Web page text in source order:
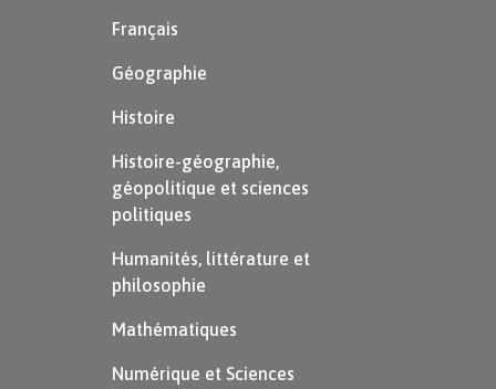
Français
Géographie
Histoire
Histoire-géographie,
géopolitique et sciences
politiques
Humanités, littérature et
philosophie
Mathématiques
Numérique et Sciences